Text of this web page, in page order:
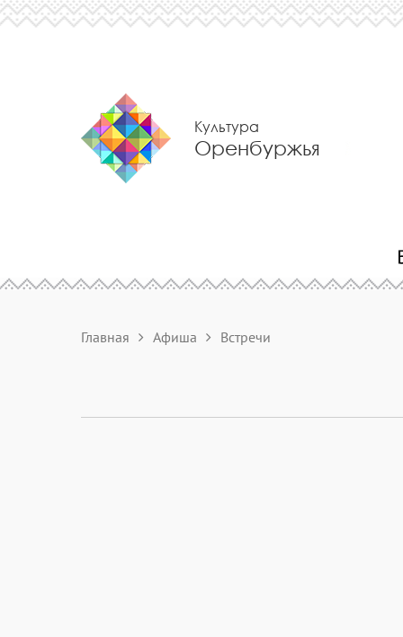
Культура
Оренбуржья
Главная Афиша Встречи